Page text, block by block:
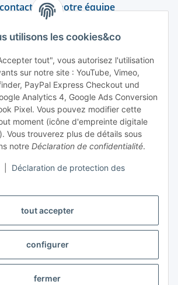
tout accepter
configurer
fermer
utilisons les cookies&co
tout", vous autorisez l'utilisation
sur notre site : YouTube, Vimeo,
PayPal Express Checkout und
Analytics 4, Google Ads Conversion
Pixel. Vous pouvez modifier cette
moment (icône d'empreinte digitale
Vous trouverez plus de détails sous
notre Déclaration de confidentialité.
Déclaration de protection des
avec notre équipe
un interlocuteur
et service
et livraison